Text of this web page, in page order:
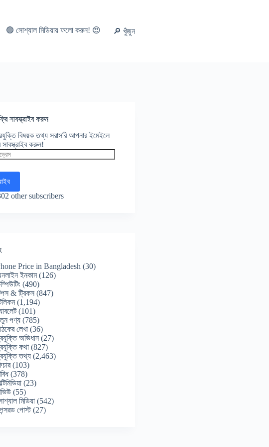
🟢 সোশ্যাল মিডিয়ায় ফলো করুন! 😍 🔎 খুঁজুন
সাবস্ক্রাইব করুন
বিষয়ক তথ্য সরাসরি আপনার ইমেইলে
করুন!
other subscribers
Price in Bangladesh (30)
ইনকাম(126)
(490)
& ট্রিকস (847)
(1,194)
(101)
পণ্য (785)
লেখা (36)
অভিধান (27)
কথা (827)
তথ্য (2,463)
(103)
(378)
(23)
(55)
মিডিয়া (542)
পোস্ট(27)